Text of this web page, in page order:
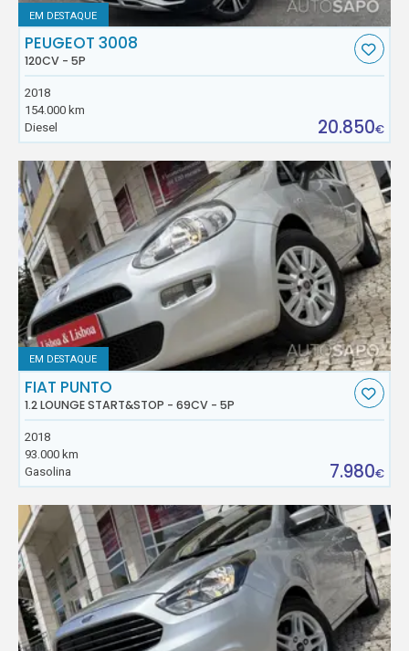
EM DESTAQUE
PEUGEOT 3008
120CV - 5P
2018
154.000 km
Diesel
20.850€
EM DESTAQUE
FIAT PUNTO
1.2 LOUNGE START&STOP - 69CV - 5P
2018
93.000 km
Gasolina
7.980€